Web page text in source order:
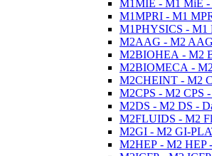
M1MIE - M1 MiE -
M1MPRI - M1
M1PHYSICS - M1
M2AAG - M2 AAG
M2BIOHEA - M2
M2BIOMECA -
M2CHEINT - M2
M2CPS - M2 CPS
M2DS - M2 DS -
M2FLUIDS - M2
M2GI - M2 GI-
M2HEP - M2 HEP